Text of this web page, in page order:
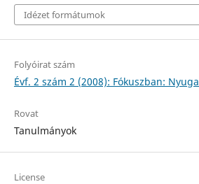
Idézet formátumok
Folyóirat szám
Évf. 2 szám 2 (2008): Fókuszban:
Rovat
Tanulmányok
License